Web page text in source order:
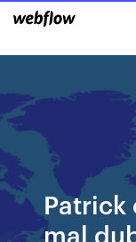
Patrick
mal